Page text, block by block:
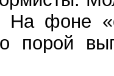
На фоне
порой